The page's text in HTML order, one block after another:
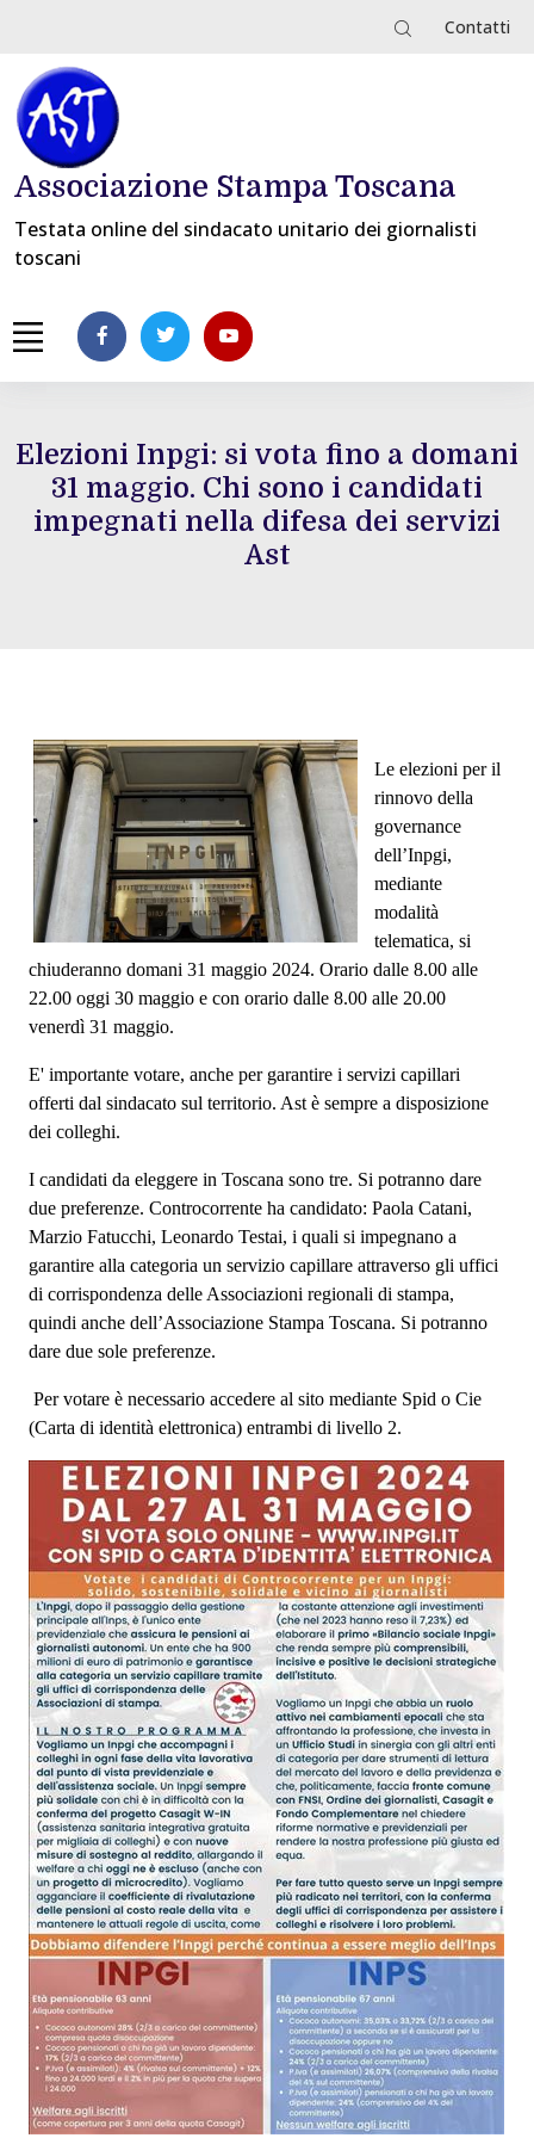
Contatti
Associazione Stampa Toscana
Testata online del sindacato unitario dei giornalisti
toscani
Elezioni Inpgi: si vota fino a domani
31 maggio. Chi sono i candidati
impegnati nella difesa dei servizi
Ast
Le elezioni per il
rinnovo della
governance
dell’Inpgi,
mediante
modalità
telematica, si
chiuderanno domani 31 maggio 2024. Orario dalle 8.00 alle
22.00 oggi 30 maggio e con orario dalle 8.00 alle 20.00
venerdì 31 maggio.
E' importante votare, anche per garantire i servizi capillari
offerti dal sindacato sul territorio. Ast è sempre a disposizione
dei colleghi.
I candidati da eleggere in Toscana sono tre. Si potranno dare
due preferenze. Controcorrente ha candidato: Paola Catani,
Marzio Fatucchi, Leonardo Testai, i quali si impegnano a
garantire alla categoria un servizio capillare attraverso gli uffici
di corrispondenza delle Associazioni regionali di stampa,
quindi anche dell’Associazione Stampa Toscana. Si potranno
dare due sole preferenze.
Per votare è necessario accedere al sito mediante Spid o Cie
(Carta di identità elettronica) entrambi di livello 2.